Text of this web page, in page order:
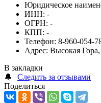
Юридическое
ИНН: -
ОГРН: -
КПП: -
Телефон: 8-960-054-
Адрес: Высокая
В закладки
🔔
Следить за отзывами
Поделиться